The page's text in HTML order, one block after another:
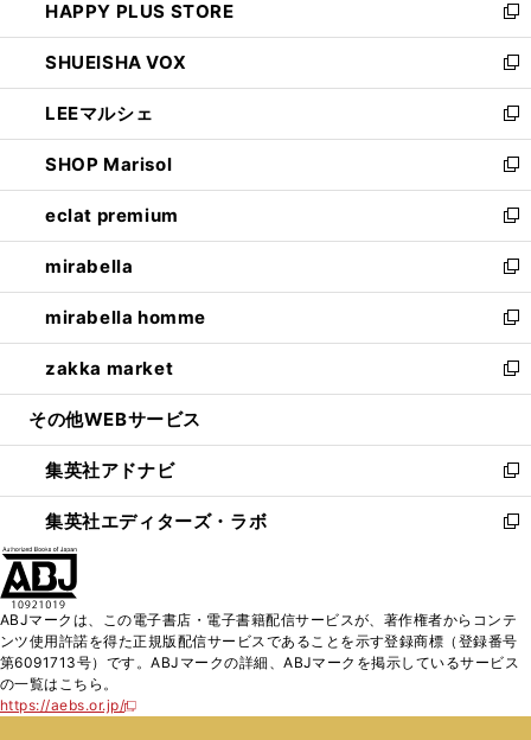
ド
ウ
で
開
く
ィ
ン
ド
ウ
で
開
く
い
ウ
ィ
ン
ド
ウ
で
開
く
HAPPY PLUS STORE
新
し
い
ウ
ィ
ン
ド
ウ
で
開
く
SHUEISHA VOX
新
し
い
ウ
ィ
ン
ド
ウ
で
開
く
LEEマルシェ
新
し
い
ウ
ィ
ン
ド
ウ
で
開
く
SHOP Marisol
新
し
い
ウ
ィ
ン
ド
ウ
で
開
eclat premium
新
し
い
ウ
ィ
ン
ド
ウ
開
く
mirabella
新
し
い
ウ
ィ
ン
ウ
で
開
く
mirabella homme
新
し
い
ウ
ン
ド
ウ
で
zakka market
新
し
ウ
ィ
ン
ド
く
その他WEBサービス
集英社アドナビ
新
し
い
ド
ウ
で
集英社エディターズ・ラボ
新
ィ
ン
ド
ABJマークは、この電子書店・電子書籍配信サービスが、著作権者からコンテ
ンツ使用許諾を得た正規版配信サービスであることを示す登録商標（登録番号
第6091713号）です。ABJマークの詳細、ABJマークを掲示しているサービス
の一覧はこちら。
https://aebs.or.jp/
新